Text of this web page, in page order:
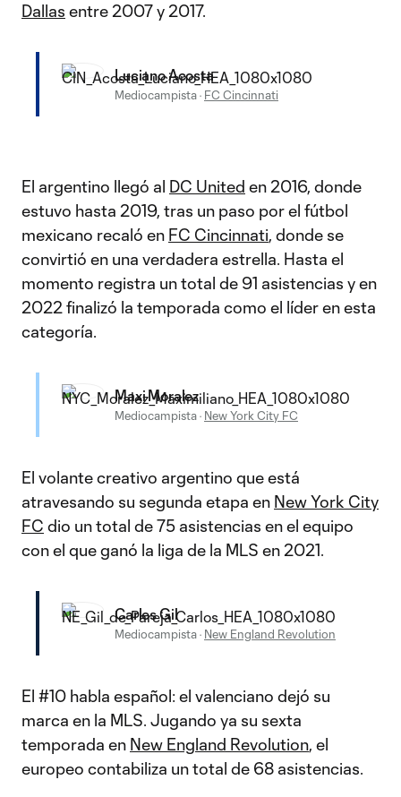
Dallas entre 2007 y 2017.
Luciano Acosta
Mediocampista· FC Cincinnati
El argentino llegó al DC United en 2016, donde
estuvo hasta 2019, tras un paso por el fútbol
mexicano recaló en FC Cincinnati, donde se
convirtió en una verdadera estrella. Hasta el
momento registra un total de 91 asistencias y en
2022 finalizó la temporada como el líder en esta
categoría.
Maxi Moralez
Mediocampista· New York City FC
El volante creativo argentino que está
atravesando su segunda etapa en New York City
FC dio un total de 75 asistencias en el equipo
con el que ganó la liga de la MLS en 2021.
Carles Gil
Mediocampista· New England Revolution
El #10 habla español: el valenciano dejó su
marca en la MLS. Jugando ya su sexta
temporada en New England Revolution, el
europeo contabiliza un total de 68 asistencias.